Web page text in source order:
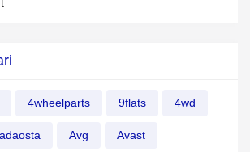
4wheelparts 9flats 4wd
Avg Avast